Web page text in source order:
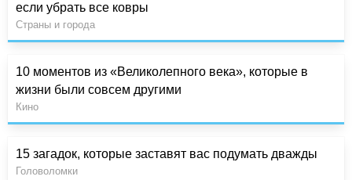
если убрать все ковры
Страны и города
10 моментов из «Великолепного века», которые в
жизни были совсем другими
Кино
15 загадок, которые заставят вас подумать дважды
Головоломки